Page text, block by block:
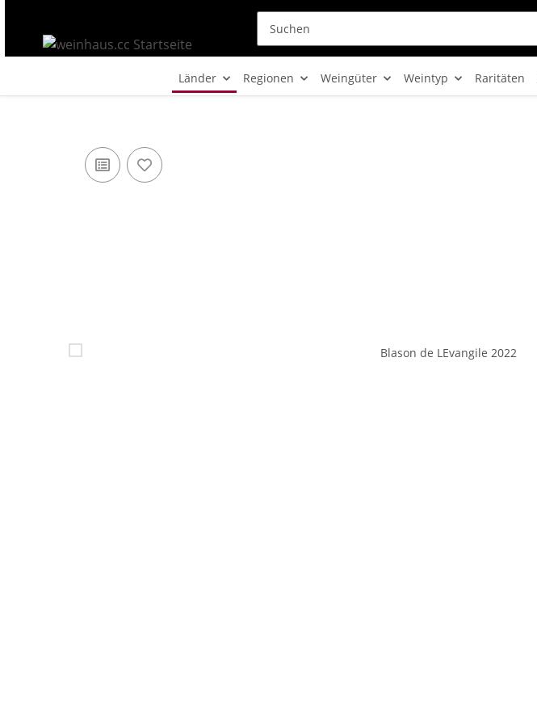
Länder Regionen Weingüter Weintyp Raritäten